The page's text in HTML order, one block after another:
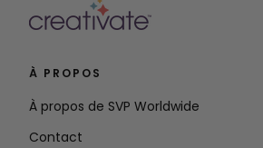
À PROPOS
À propos de SVP Worldwide
Contact